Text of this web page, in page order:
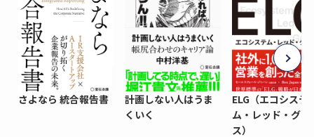
さよなら 統合報告書
計画しない人はうま
くいく
ELG（エコシステ
ム・レッド・グロ
ス）